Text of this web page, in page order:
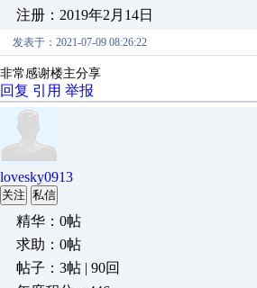
注册：2019年2月14日
发表于：2021-07-09 08:26:22
非常感谢楼主分享
回复 引用 举报
lovesky0913
关注 私信
精华：0帖
求助：0帖
帖子：3帖 | 90回